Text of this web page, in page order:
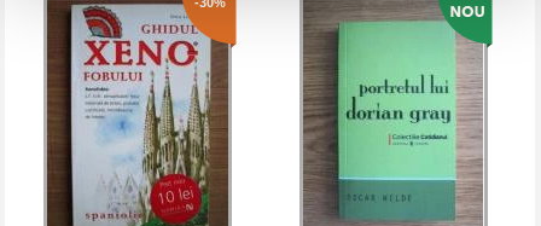
Giovanni Papini - Un homme fini
(1942)
Giovanni Papini - Un homme fini